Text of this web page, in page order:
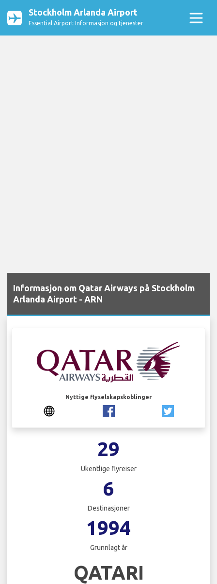
Stockholm Arlanda Airport
Essential Airport Informasjon og tjenester
Informasjon om Qatar Airways på Stockholm
Arlanda Airport - ARN
Nyttige flyselskapskoblinger
29
Ukentlige flyreiser
6
Destinasjoner
1994
Grunnlagt år
QATARI